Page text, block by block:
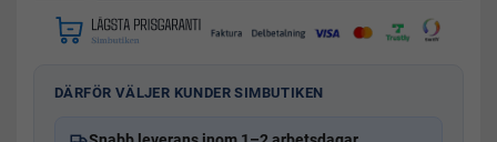
DÄRFÖR VÄLJER KUNDER SIMBUTIKEN